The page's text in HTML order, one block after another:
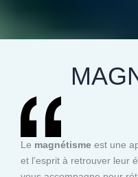
Le magnétisme est une
et l’esprit à retrouver leur